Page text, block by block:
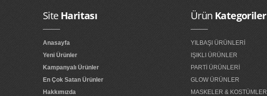
yılbaşı ışığı...
SiteHaritası
Anasayfa
Yeni Ürünler
Kampanyalı Ürünler
En Çok Satan Ürünler
Hakkımızda
Ürün Kategoriler
YILBAŞI ÜRÜNLERİ
IŞIKLI ÜRÜNLER
PARTİ ÜRÜNLERİ
GLOW ÜRÜNLER
MASKELER & KOSTÜMLER